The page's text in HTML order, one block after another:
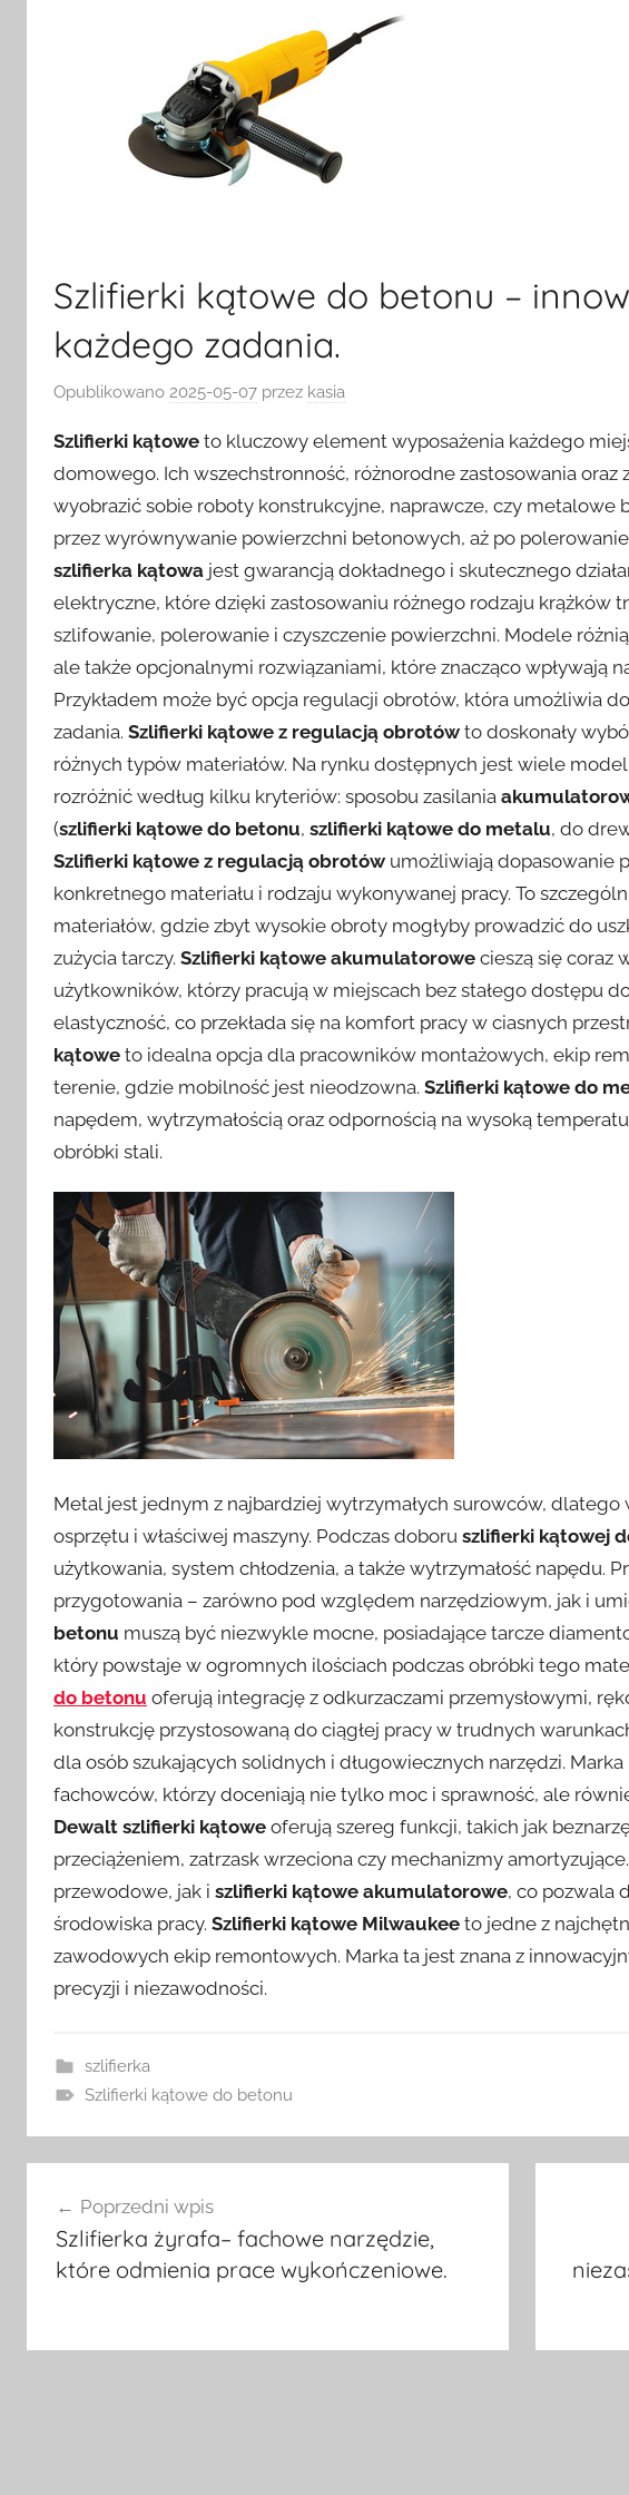
Szlifierki kątowe do betonu –
każdego zadania.
Opublikowano 2025-05-07 przez kasia
Szlifierki kątowe to kluczowy element wyposażenia każdego
domowego. Ich wszechstronność, różnorodne zastosowania
wyobrazić sobie roboty konstrukcyjne, naprawcze, czy metalowe
przez wyrównywanie powierzchni betonowych, aż po
szlifierka kątowa jest gwarancją dokładnego i skutecznego
elektryczne, które dzięki zastosowaniu różnego rodzaju krążków
szlifowanie, polerowanie i czyszczenie powierzchni. Modele
ale także opcjonalnymi rozwiązaniami, które znacząco wpływają
Przykładem może być opcja regulacji obrotów, która umożliwia
zadania. Szlifierki kątowe z regulacją obrotów to doskonały
różnych typów materiałów. Na rynku dostępnych jest wiele
rozróżnić według kilku kryteriów: sposobu zasilania
(szlifierki kątowe do betonu, szlifierki kątowe do metalu, do
Szlifierki kątowe z regulacją obrotów umożliwiają dopasowanie
konkretnego materiału i rodzaju wykonywanej pracy. To
materiałów, gdzie zbyt wysokie obroty mogłyby prowadzić do
zużycia tarczy. Szlifierki kątowe akumulatorowe cieszą się coraz
użytkowników, którzy pracują w miejscach bez stałego dostępu
elastyczność, co przekłada się na komfort pracy w ciasnych
kątowe to idealna opcja dla pracowników montażowych, ekip
terenie, gdzie mobilność jest nieodzowna. Szlifierki kątowe do
napędem, wytrzymałością oraz odpornością na wysoką
obróbki stali.
Metal jest jednym z najbardziej wytrzymałych surowców, dlatego
osprzętu i właściwej maszyny. Podczas doboru szlifierki kątowej
użytkowania, system chłodzenia, a także wytrzymałość napędu.
przygotowania – zarówno pod względem narzędziowym, jak i
betonu muszą być niezwykle mocne, posiadające tarcze
który powstaje w ogromnych ilościach podczas obróbki tego
do betonu oferują integrację z odkurzaczami przemysłowymi,
konstrukcję przystosowaną do ciągłej pracy w trudnych
dla osób szukających solidnych i długowiecznych narzędzi.
fachowców, którzy doceniają nie tylko moc i sprawność, ale
Dewalt szlifierki kątowe oferują szereg funkcji, takich jak
przeciążeniem, zatrzask wrzeciona czy mechanizmy
przewodowe, jak i szlifierki kątowe akumulatorowe, co pozwala
środowiska pracy. Szlifierki kątowe Milwaukee to jedne z
zawodowych ekip remontowych. Marka ta jest znana z
precyzji i niezawodności.
szlifierka
Szlifierki kątowe do betonu
wpisuPoprzedni wpis
Szlifierka żyrafa– fachowe narzędzie,
które odmienia prace wykończeniowe.